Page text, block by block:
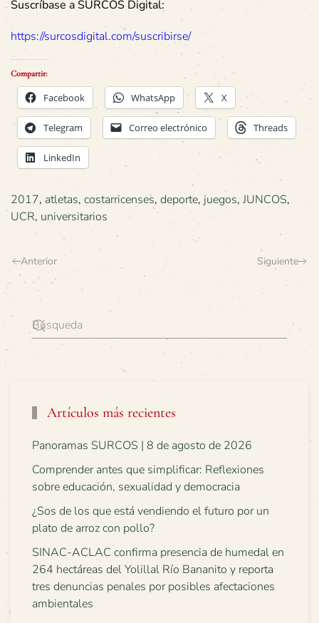
Suscríbase a SURCOS Digital:
https://surcosdigital.com/suscribirse/
Compartir:
Facebook WhatsApp X
Telegram Correo electrónico Threads
LinkedIn
2017, atletas, costarricenses, deporte, juegos, JUNCOS,
UCR, universitarios
Anterior Siguiente
Artículos más recientes
Panoramas SURCOS | 8 de agosto de 2026
Comprender antes que simplificar: Reflexiones
sobre educación, sexualidad y democracia
¿Sos de los que está vendiendo el futuro por un
plato de arroz con pollo?
SINAC-ACLAC confirma presencia de humedal en
264 hectáreas del Yolillal Río Bananito y reporta
tres denuncias penales por posibles afectaciones
ambientales